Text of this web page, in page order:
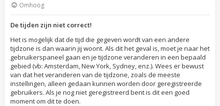
Omhoog
De tijden zijn niet correct!
Het is mogelijk dat de tijd die gegeven wordt van een andere
tijdzone is dan waarin jij woont. Als dit het geval is, moet je naar het
gebruikerspaneel gaan en je tijdzone veranderen in een bepaald
gebied (vb: Amsterdam, New York, Sydney, enz.). Wees er bewust
van dat het veranderen van de tijdzone, zoals de meeste
instellingen, alleen gedaan kunnen worden door geregistreerde
gebruikers. Als je nog niet geregistreerd bent is dit een goed
moment om dit te doen.